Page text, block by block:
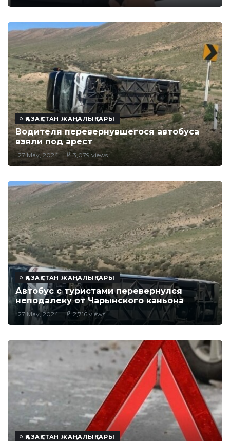
ҚАЗАҚСТАН ЖАҢАЛЫҚТАРЫ
Водителя перевернувшегося автобуса
взяли под арест
27 May, 2024 3,079 views
ҚАЗАҚСТАН ЖАҢАЛЫҚТАРЫ
Автобус с туристами перевернулся
неподалеку от Чарынского каньона
27 May, 2024 2,716 views
ҚАЗАҚСТАН ЖАҢАЛЫҚТАРЫ